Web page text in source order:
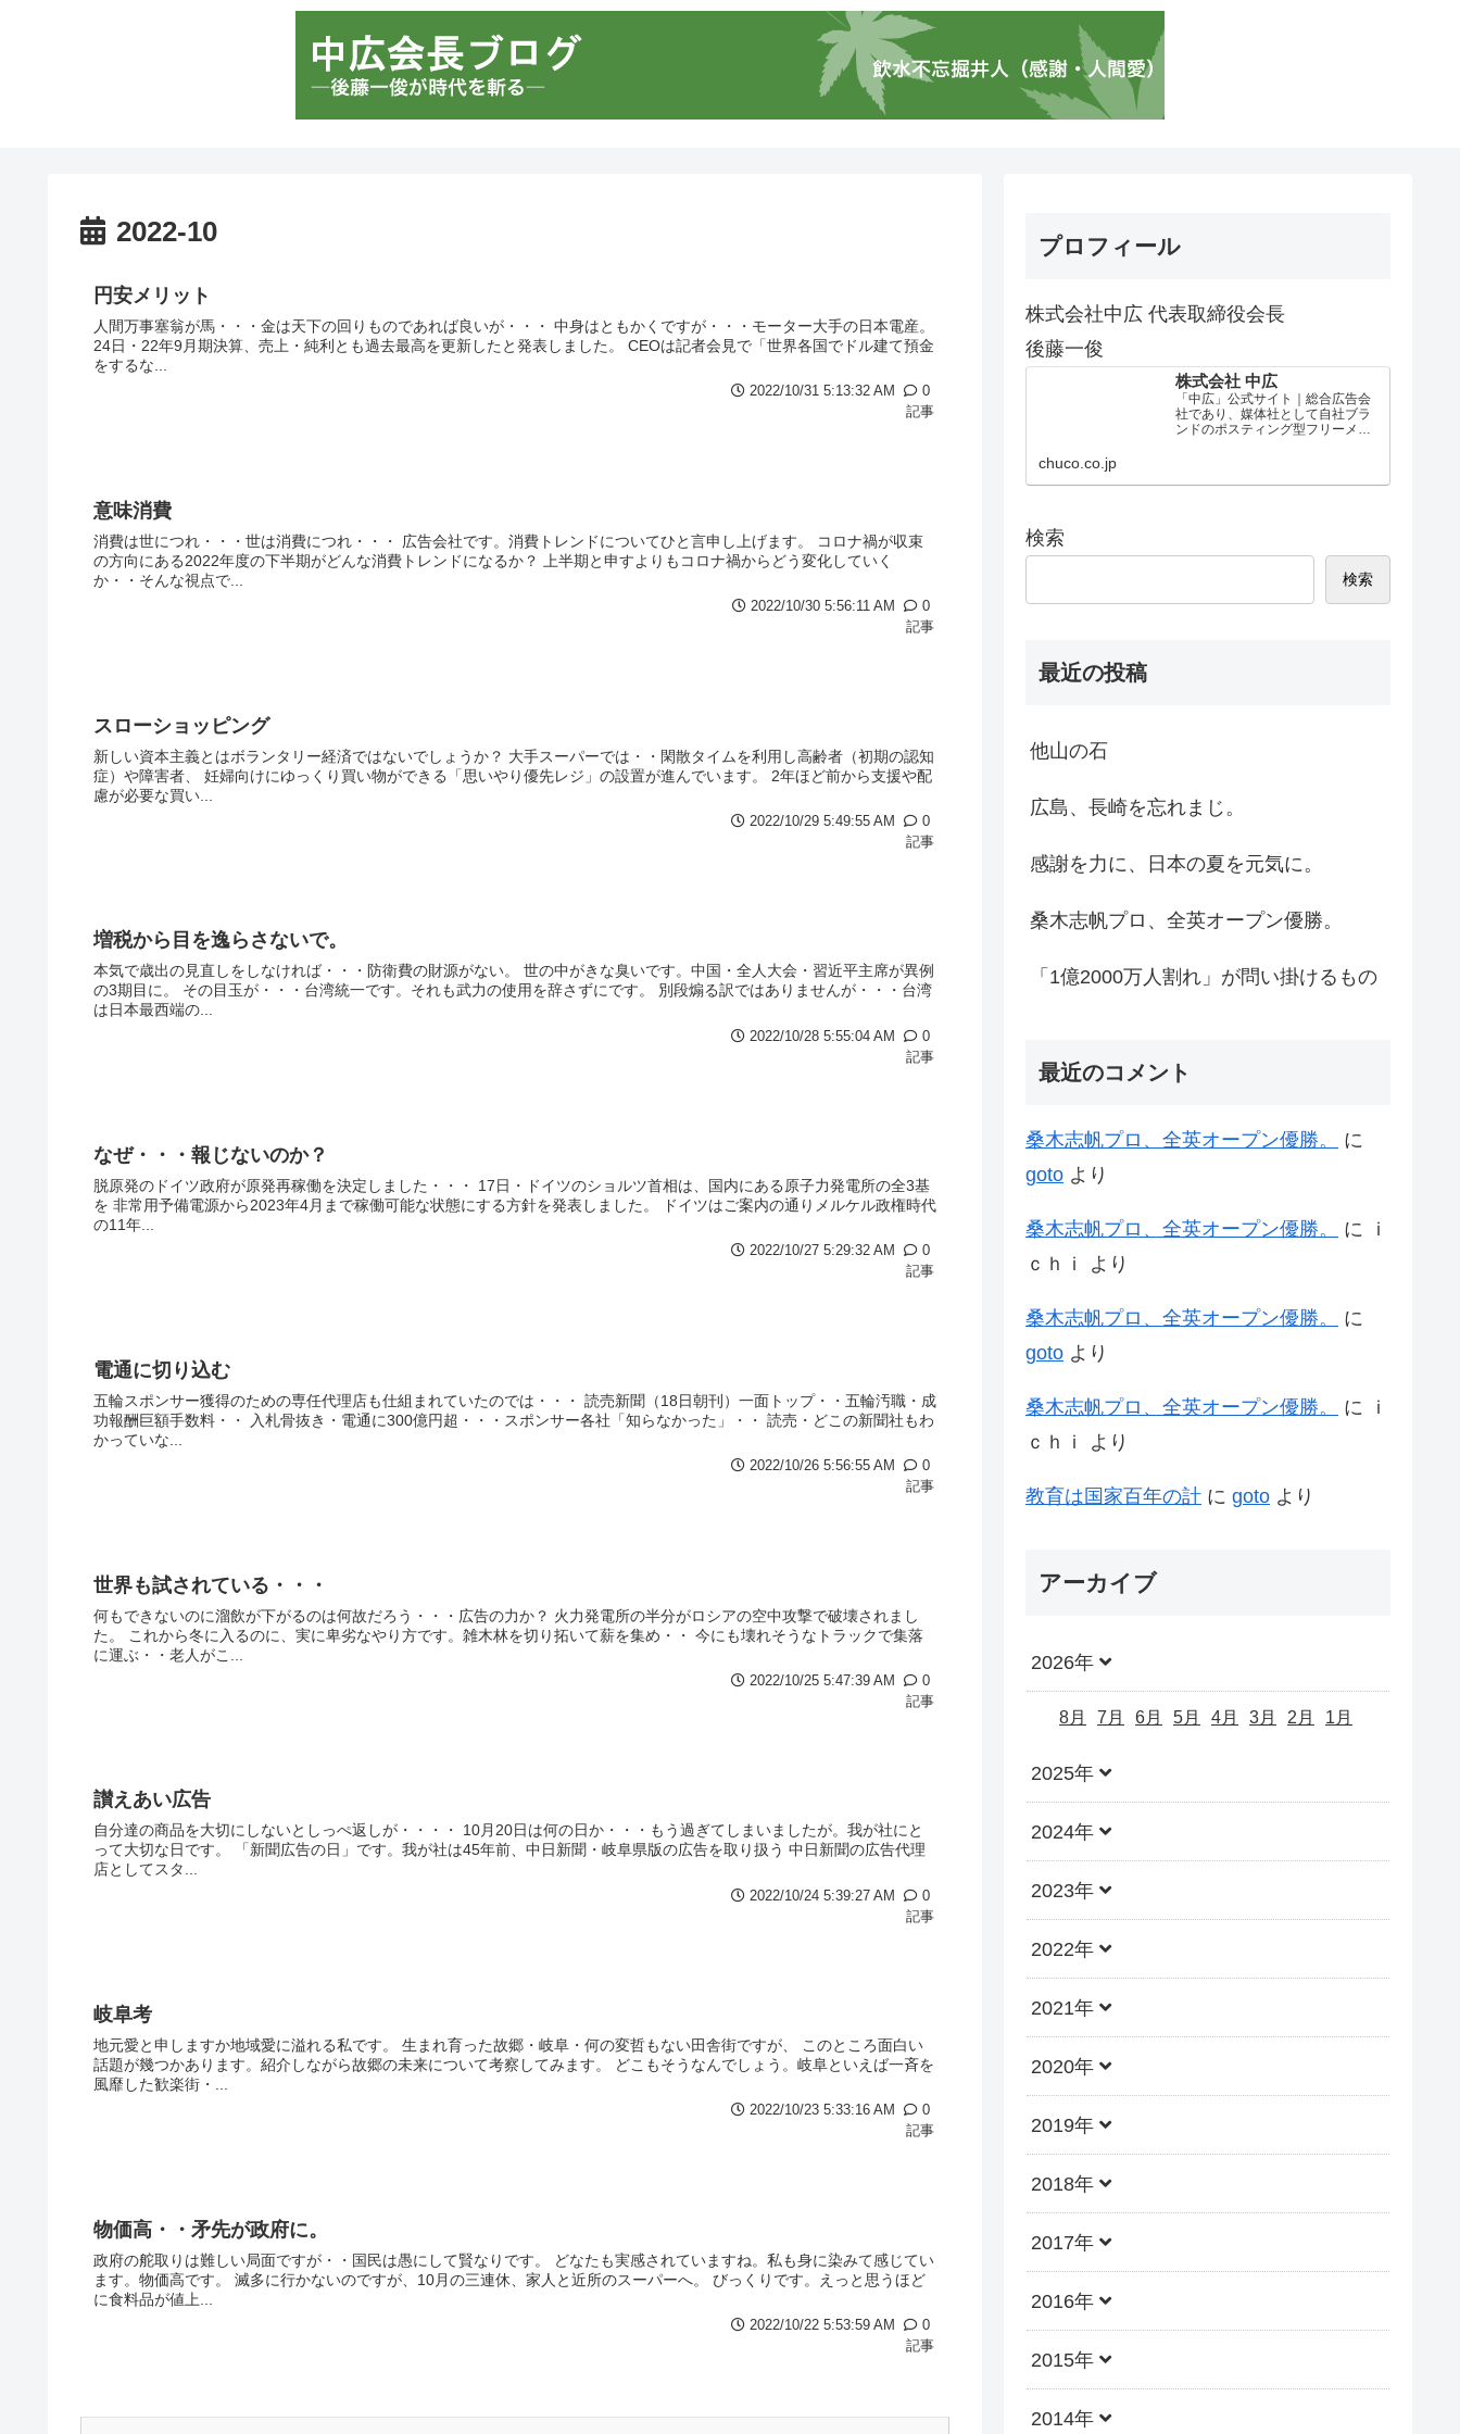
2022-10
円安メリット
人間万事塞翁が馬・・・金は天下の回りものであれば良いが・・・ 中身はともかくですが・・・モーター大手の日本電産。
24日・22年9月期決算、売上・純利とも過去最高を更新したと発表しました。 CEOは記者会見で「世界各国でドル建て預金
をするな...
2022/10/31 5:13:32 AM
0
記事
意味消費
消費は世につれ・・・世は消費につれ・・・ 広告会社です。消費トレンドについてひと言申し上げます。 コロナ禍が収束
の方向にある2022年度の下半期がどんな消費トレンドになるか？ 上半期と申すよりもコロナ禍からどう変化していく
か・・そんな視点で...
2022/10/30 5:56:11 AM
0
記事
スローショッピング
新しい資本主義とはボランタリー経済ではないでしょうか？ 大手スーパーでは・・閑散タイムを利用し高齢者（初期の認知
症）や障害者、 妊婦向けにゆっくり買い物ができる「思いやり優先レジ」の設置が進んでいます。 2年ほど前から支援や配
慮が必要な買い...
2022/10/29 5:49:55 AM
0
記事
増税から目を逸らさないで。
本気で歳出の見直しをしなければ・・・防衛費の財源がない。 世の中がきな臭いです。中国・全人大会・習近平主席が異例
の3期目に。 その目玉が・・・台湾統一です。それも武力の使用を辞さずにです。 別段煽る訳ではありませんが・・・台湾
は日本最西端の...
2022/10/28 5:55:04 AM
0
記事
なぜ・・・報じないのか？
脱原発のドイツ政府が原発再稼働を決定しました・・・ 17日・ドイツのショルツ首相は、国内にある原子力発電所の全3基
を 非常用予備電源から2023年4月まで稼働可能な状態にする方針を発表しました。 ドイツはご案内の通りメルケル政権時代
の11年...
2022/10/27 5:29:32 AM
0
記事
電通に切り込む
五輪スポンサー獲得のための専任代理店も仕組まれていたのでは・・・ 読売新聞（18日朝刊）一面トップ・・五輪汚職・成
功報酬巨額手数料・・ 入札骨抜き・電通に300億円超・・・スポンサー各社「知らなかった」・・ 読売・どこの新聞社もわ
かっていな...
2022/10/26 5:56:55 AM
0
記事
世界も試されている・・・
何もできないのに溜飲が下がるのは何故だろう・・・広告の力か？ 火力発電所の半分がロシアの空中攻撃で破壊されまし
た。 これから冬に入るのに、実に卑劣なやり方です。雑木林を切り拓いて薪を集め・・ 今にも壊れそうなトラックで集落
に運ぶ・・老人がこ...
2022/10/25 5:47:39 AM
0
記事
讃えあい広告
自分達の商品を大切にしないとしっぺ返しが・・・・ 10月20日は何の日か・・・もう過ぎてしまいましたが。我が社にと
って大切な日です。 「新聞広告の日」です。我が社は45年前、中日新聞・岐阜県版の広告を取り扱う 中日新聞の広告代理
店としてスタ...
2022/10/24 5:39:27 AM
0
記事
岐阜考
地元愛と申しますか地域愛に溢れる私です。 生まれ育った故郷・岐阜・何の変哲もない田舎街ですが、 このところ面白い
話題が幾つかあります。紹介しながら故郷の未来について考察してみます。 どこもそうなんでしょう。岐阜といえば一斉を
風靡した歓楽街・...
2022/10/23 5:33:16 AM
0
記事
物価高・・矛先が政府に。
政府の舵取りは難しい局面ですが・・国民は愚にして賢なりです。 どなたも実感されていますね。私も身に染みて感じてい
ます。物価高です。 滅多に行かないのですが、10月の三連休、家人と近所のスーパーへ。 びっくりです。えっと思うほど
に食料品が値上...
2022/10/22 5:53:59 AM
0
記事
プロフィール
株式会社中広 代表取締役会長
後藤一俊
株式会社 中広
「中広」公式サイト｜総合広告会
社であり、媒体社として自社ブラ
ンドのポスティング型フリーメデ
chuco.co.jp
検索
検索
最近の投稿
他山の石
広島、長崎を忘れまじ。
感謝を力に、日本の夏を元気に。
桑木志帆プロ、全英オープン優勝。
「1億2000万人割れ」が問い掛けるもの
最近のコメント
桑木志帆プロ、全英オープン優勝。
に
goto より
桑木志帆プロ、全英オープン優勝。 に
ｉ
ｃｈｉ
より
桑木志帆プロ、全英オープン優勝。
に
goto より
桑木志帆プロ、全英オープン優勝。 に
ｉ
ｃｈｉ
より
教育は国家百年の計 に goto より
アーカイブ
2026年
8月 7月 6月 5月 4月 3月 2月 1月
2025年
2024年
2023年
2022年
2021年
2020年
2019年
2018年
2017年
2016年
2015年
2014年